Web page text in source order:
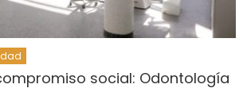
social: Odontología